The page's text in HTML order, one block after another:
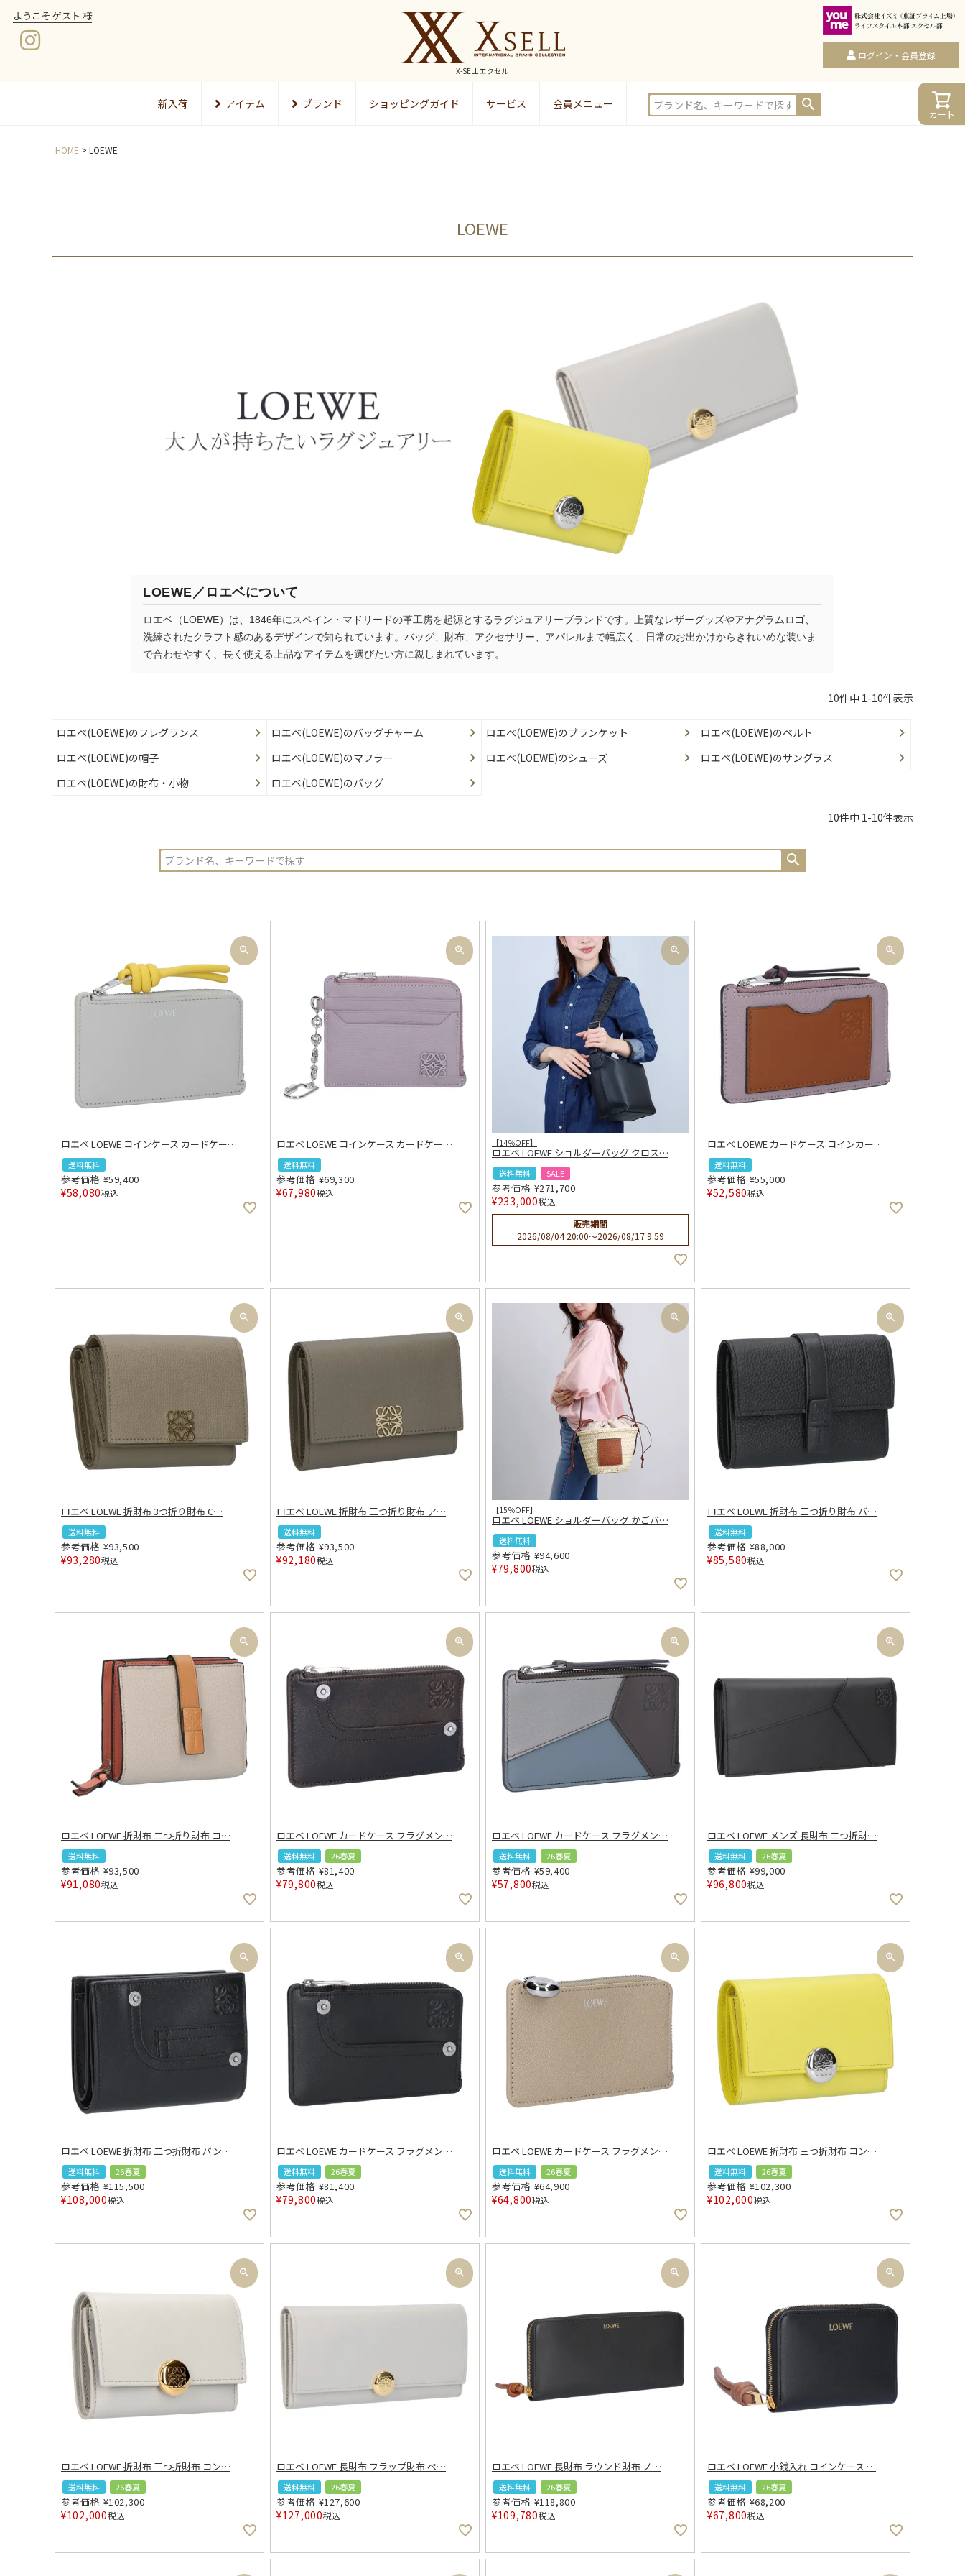
ようこそ ゲスト 様
X-SELL エクセル
ログイン・会員登録
新入荷 アイテム ブランド ショッピングガイド サービス 会員メニュー
検索
HOME LOEWE
LOEWE
LOEWE／ロエベについて
ロエベ（LOEWE）は、1846年にスペイン・マドリードの革工房を起源とするラグジュアリーブランドです。上質なレザーグッズやアナグラムロゴ、
洗練されたクラフト感のあるデザインで知られています。バッグ、財布、アクセサリー、アパレルまで幅広く、日常のお出かけからきれいめな装いま
で合わせやすく、長く使える上品なアイテムを選びたい方に親しまれています。
10件中 1-10件表示
ロエベ(LOEWE)のフレグランス ロエベ(LOEWE)のバッグチャーム ロエベ(LOEWE)のブランケット
ロエベ(LOEWE)のベルト
ロエベ(LOEWE)の帽子
ロエベ(LOEWE)のマフラー ロエベ(LOEWE)のシューズ
ロエベ(LOEWE)のサングラス
ロエベ(LOEWE)の財布・小物
ロエベ(LOEWE)のバッグ
10件中 1-10件表示
ロエベ LOEWE コインケース カードケー…
送料無料
参考価格 ¥59,400
¥58,080税込
ロエベ LOEWE コインケース カードケー…
送料無料
参考価格 ¥69,300
¥67,980税込
【14％OFF】
ロエベ LOEWE ショルダーバッグ クロス…
送料無料 SALE
参考価格 ¥271,700
¥233,000税込
販売期間
2026/08/04 20:00〜2026/08/17 9:59
ロエベ LOEWE カードケース コインカー…
送料無料
参考価格 ¥55,000
¥52,580税込
ロエベ LOEWE 折財布 3つ折り財布 C…
送料無料
参考価格 ¥93,500
¥93,280税込
ロエベ LOEWE 折財布 三つ折り財布 ア…
送料無料
参考価格 ¥93,500
¥92,180税込
【15％OFF】
ロエベ LOEWE ショルダーバッグ かごバ…
送料無料
参考価格 ¥94,600
¥79,800税込
ロエベ LOEWE 折財布 三つ折り財布 バ…
送料無料
参考価格 ¥88,000
¥85,580税込
ロエベ LOEWE 折財布 二つ折り財布 コ…
送料無料
参考価格 ¥93,500
¥91,080税込
ロエベ LOEWE カードケース フラグメン…
送料無料 26春夏
参考価格 ¥81,400
¥79,800税込
ロエベ LOEWE カードケース フラグメン…
送料無料 26春夏
参考価格 ¥59,400
¥57,800税込
ロエベ LOEWE メンズ 長財布 二つ折財…
送料無料 26春夏
参考価格 ¥99,000
¥96,800税込
ロエベ LOEWE 折財布 二つ折財布 パン…
送料無料 26春夏
参考価格 ¥115,500
¥108,000税込
ロエベ LOEWE カードケース フラグメン…
送料無料 26春夏
参考価格 ¥81,400
¥79,800税込
ロエベ LOEWE カードケース フラグメン…
送料無料 26春夏
参考価格 ¥64,900
¥64,800税込
ロエベ LOEWE 折財布 三つ折財布 コン…
送料無料 26春夏
参考価格 ¥102,300
¥102,000税込
ロエベ LOEWE 折財布 三つ折財布 コン…
送料無料 26春夏
参考価格 ¥102,300
¥102,000税込
ロエベ LOEWE 長財布 フラップ財布 ぺ…
送料無料 26春夏
参考価格 ¥127,600
¥127,000税込
ロエベ LOEWE 長財布 ラウンド財布 ノ…
送料無料 26春夏
参考価格 ¥118,800
¥109,780税込
ロエベ LOEWE 小銭入れ コインケース …
送料無料 26春夏
参考価格 ¥68,200
¥67,800税込
カート
カート